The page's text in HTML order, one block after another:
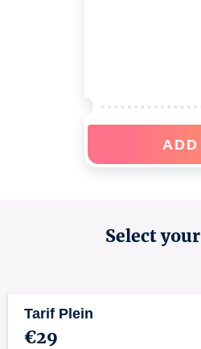
ADD
Select
Tarif Plein
€29